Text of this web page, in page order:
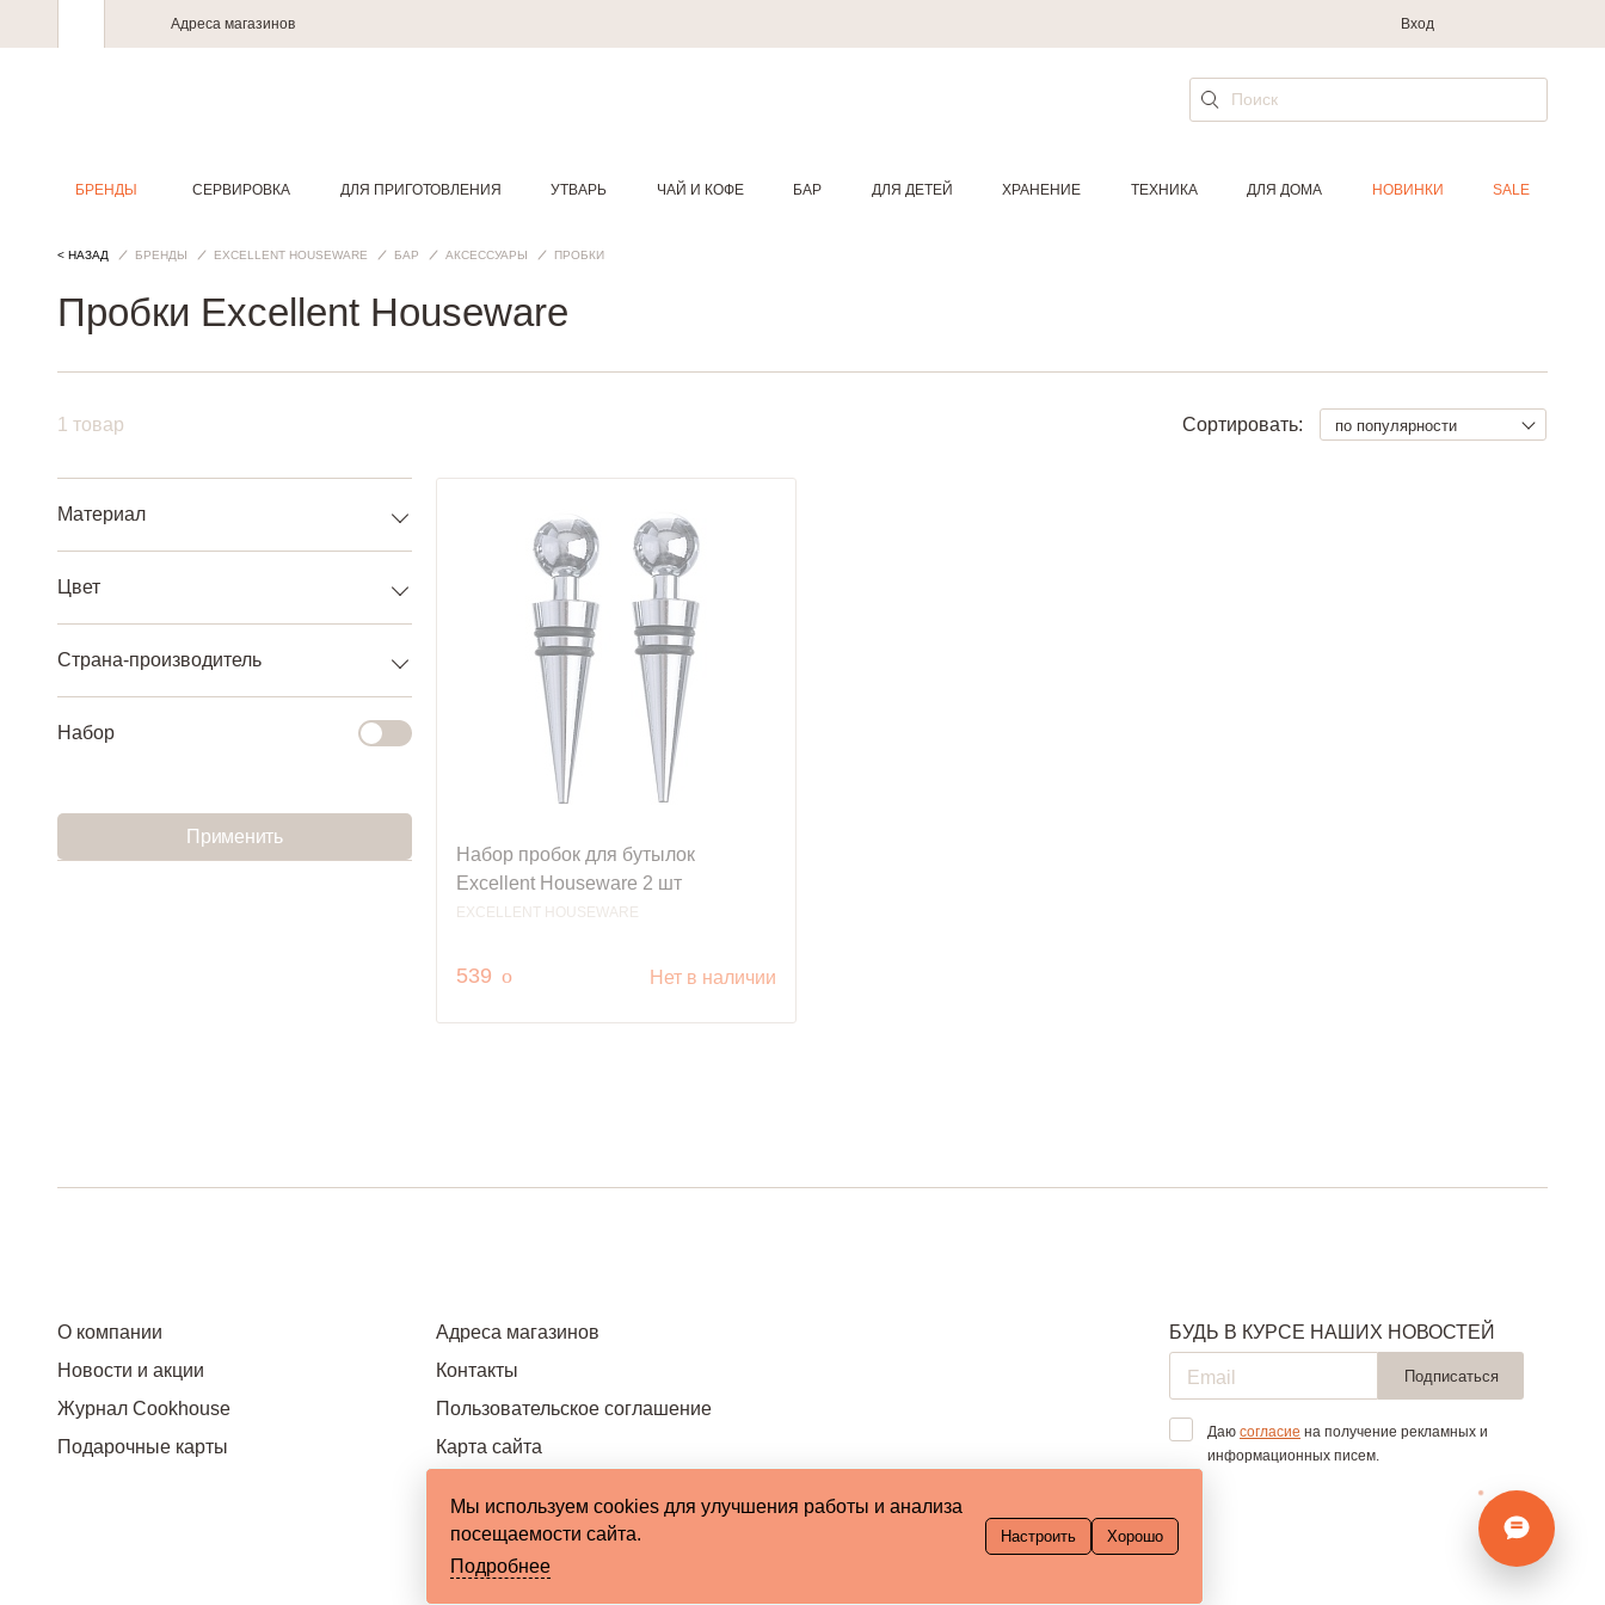
Адреса магазинов Вход
БРЕНДЫ СЕРВИРОВКА ДЛЯ ПРИГОТОВЛЕНИЯ УТВАРЬ ЧАЙ И КОФЕ БАР ДЛЯ ДЕТЕЙ ХРАНЕНИЕ ТЕХНИКА ДЛЯ ДОМА НОВИНКИ SALE
< НАЗАД БРЕНДЫ EXCELLENT HOUSEWARE БАР АКСЕССУАРЫ ПРОБКИ
Пробки Excellent Houseware
1 товар Сортировать: по популярности
Материал
Цвет
Страна-производитель
Набор
Применить
Набор пробок для бутылок
Excellent Houseware 2 шт
EXCELLENT HOUSEWARE
539 руб.
o Нет в наличии
О компании
Новости и акции
Журнал Cookhouse
Подарочные карты
Адреса магазинов
Контакты
Пользовательское соглашение
Карта сайта
БУДЬ В КУРСЕ НАШИХ НОВОСТЕЙ
Подписаться
Даюсогласие на получение рекламных и
информационных писем.
Мы используем cookies для улучшения работы и анализа
посещаемости сайта.
Подробнее
Настроить Хорошо